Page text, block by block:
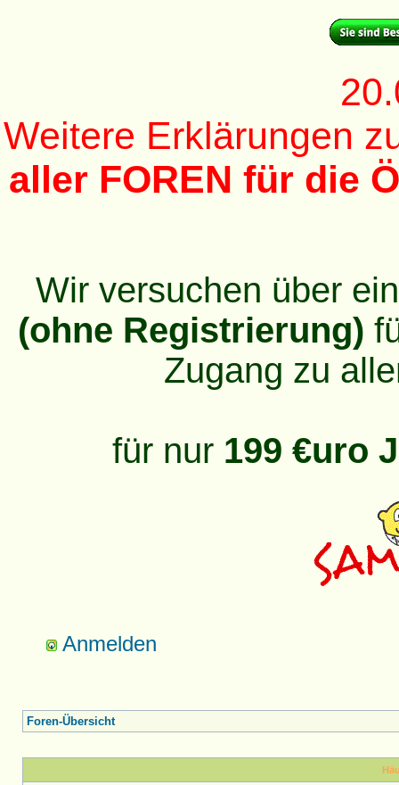
Weitere Erklärungen
aller FOREN für die
Wir versuchen über
(ohne Registrierung)
Zugang zu
für nur 199 €uro
Anmelden
Foren-Übersicht